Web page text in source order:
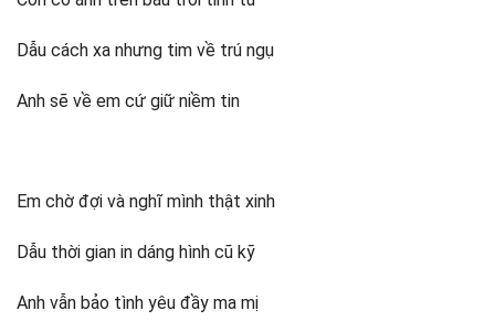
Dẫu cách xa nhưng tim về trú ngụ
Anh sẽ về em cứ giữ niềm tin
Em chờ đợi và nghĩ mình thật xinh
Dẫu thời gian in dáng hình cũ kỹ
Anh vẫn bảo tình yêu đầy ma mị